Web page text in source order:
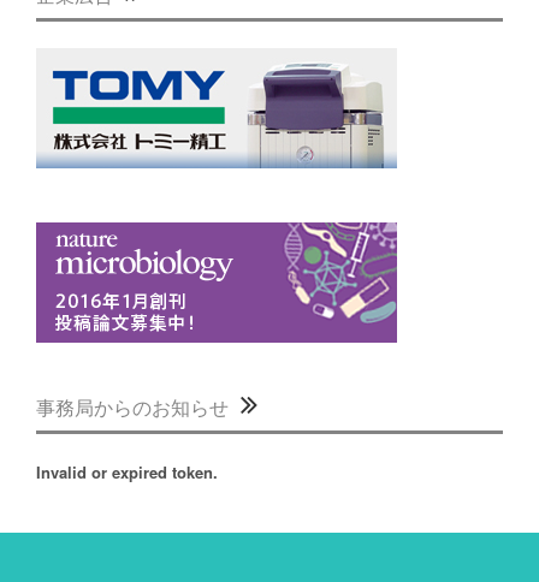
事務局からのお知らせ
Invalid or expired token.